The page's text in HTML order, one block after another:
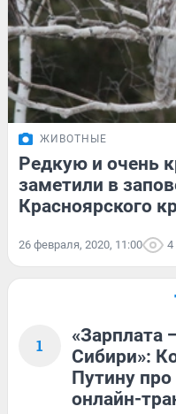
ЖИВОТНЫЕ
Редкую и очень
заметили в
Красноярского
26 февраля, 2020, 11:00 4
1
«Зарплата
Сибири»:
Путину
онлайн-